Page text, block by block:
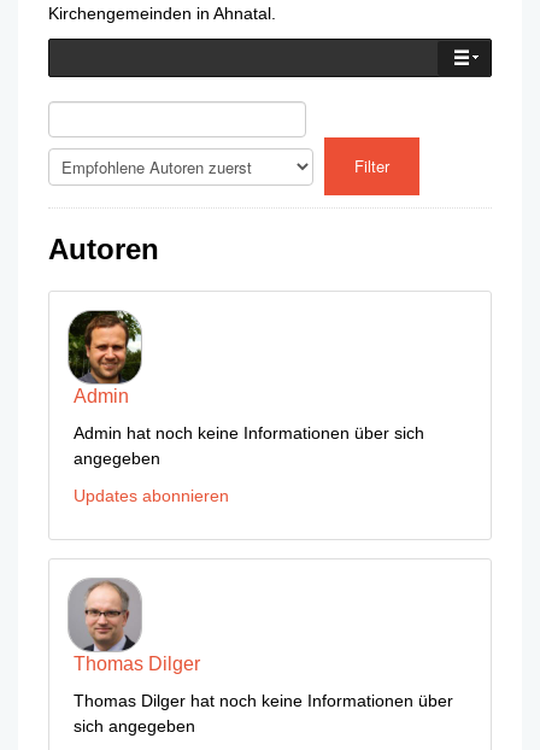
Kirchengemeinden in Ahnatal.
Autoren
Admin
Admin hat noch keine Informationen über sich
angegeben
Updates abonnieren
Thomas Dilger
Thomas Dilger hat noch keine Informationen über
sich angegeben